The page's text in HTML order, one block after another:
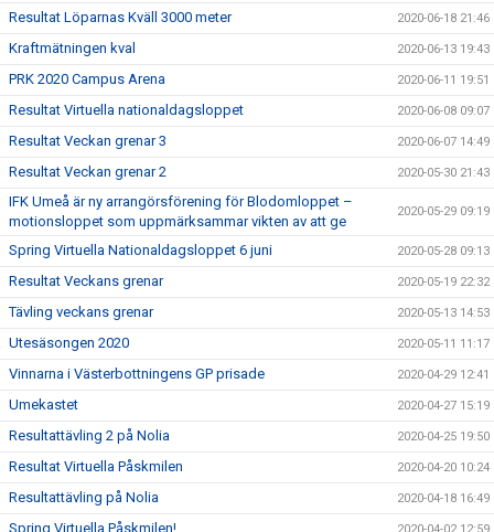
Resultat Löparnas Kväll 3000 meter 2020-06-18 21:46
Kraftmätningen kval 2020-06-13 19:43
PRK 2020 Campus Arena 2020-06-11 19:51
Resultat Virtuella nationaldagsloppet 2020-06-08 09:07
Resultat Veckan grenar 3 2020-06-07 14:49
Resultat Veckan grenar 2 2020-05-30 21:43
IFK Umeå är ny arrangörsförening för Blodomloppet –
motionsloppet som uppmärksammar vikten av att ge
2020-05-29 09:19
Spring Virtuella Nationaldagsloppet 6 juni 2020-05-28 09:13
Resultat Veckans grenar 2020-05-19 22:32
Tävling veckans grenar 2020-05-13 14:53
Utesäsongen 2020 2020-05-11 11:17
Vinnarna i Västerbottningens GP prisade 2020-04-29 12:41
Umekastet 2020-04-27 15:19
Resultattävling 2 på Nolia 2020-04-25 19:50
Resultat Virtuella Påskmilen 2020-04-20 10:24
Resultattävling på Nolia 2020-04-18 16:49
Spring Virtuella Påskmilen!